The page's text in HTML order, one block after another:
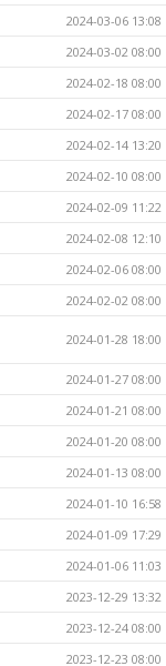
2024-03-06 13:08
2024-03-02 08:00
2024-02-18 08:00
2024-02-17 08:00
2024-02-14 13:20
2024-02-10 08:00
2024-02-09 11:22
2024-02-08 12:10
2024-02-06 08:00
2024-02-02 08:00
2024-01-28 18:00
2024-01-27 08:00
2024-01-21 08:00
2024-01-20 08:00
2024-01-13 08:00
2024-01-10 16:58
2024-01-09 17:29
2024-01-06 11:03
2023-12-29 13:32
2023-12-24 08:00
2023-12-23 08:00